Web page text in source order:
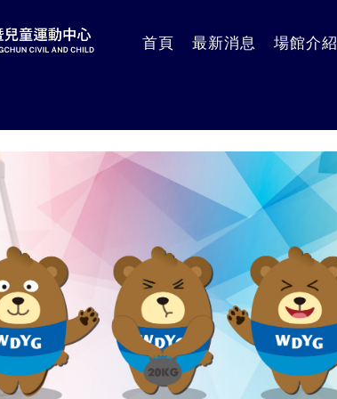
跳到主要內容區塊
首頁 最新消息 場館介紹